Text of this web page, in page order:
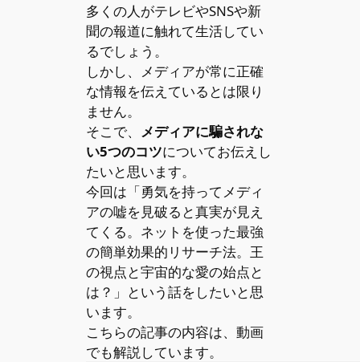
多くの人がテレビやSNSや新
聞の報道に触れて生活してい
るでしょう。
しかし、メディアが常に正確
な情報を伝えているとは限り
ません。
そこで、 メディアに騙されな
い5つのコツについてお伝えし
たいと思います。
今回は「勇気を持ってメディ
アの嘘を見破ると真実が見え
てくる。ネットを使った最強
の簡単効果的リサーチ法。王
の視点と宇宙的な愛の始点と
は？」という話をしたいと思
います。
こちらの記事の内容は、動画
でも解説しています。